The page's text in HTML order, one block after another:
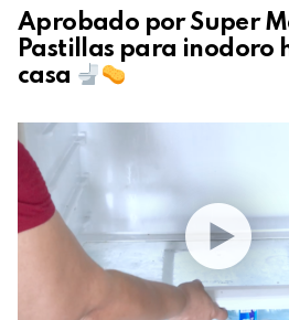
Aprobado por Super
Pastillas para inodoro
casa